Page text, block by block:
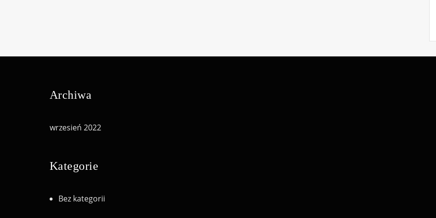
Archiwa
wrzesień 2022
Kategorie
Bez kategorii